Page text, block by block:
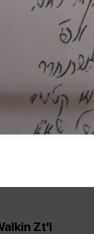
Zt'l